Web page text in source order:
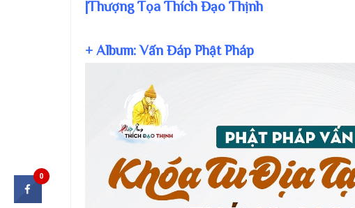
|Thượng Tọa Thích Đạo Thịnh
+ Album: Vấn Đáp Phật Pháp
0